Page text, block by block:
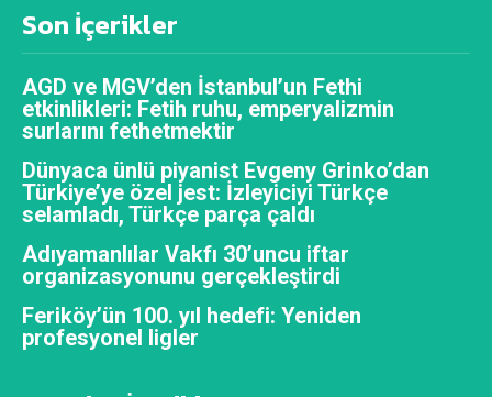
Son İçerikler
AGD ve MGV’den İstanbul’un Fethi
etkinlikleri: Fetih ruhu, emperyalizmin
surlarını fethetmektir
Dünyaca ünlü piyanist Evgeny Grinko’dan
Türkiye’ye özel jest: İzleyiciyi Türkçe
selamladı, Türkçe parça çaldı
Adıyamanlılar Vakfı 30’uncu iftar
organizasyonunu gerçekleştirdi
Feriköy’ün 100. yıl hedefi: Yeniden
profesyonel ligler